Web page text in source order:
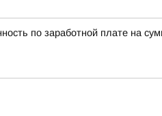
по заработной плате на